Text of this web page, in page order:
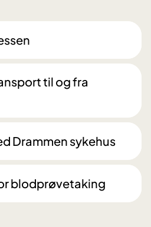
til og fra
Drammen sykehus
blodprøvetaking